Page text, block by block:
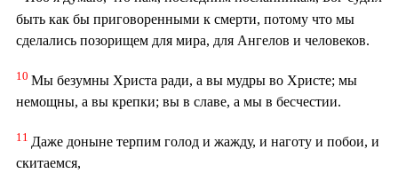
быть как бы приговоренными к смерти, потому что мы
сделались позорищем для мира, для Ангелов и человеков.
10 Мы безумны Христа ради, а вы мудры во Христе; мы
немощны, а вы крепки; вы в славе, а мы в бесчестии.
11 Даже доныне терпим голод и жажду, и наготу и побои, и
скитаемся,